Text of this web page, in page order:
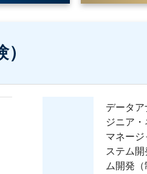
データア
ジニア
マネージ
ステム開
ム開発（